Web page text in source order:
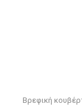
Βρεφική